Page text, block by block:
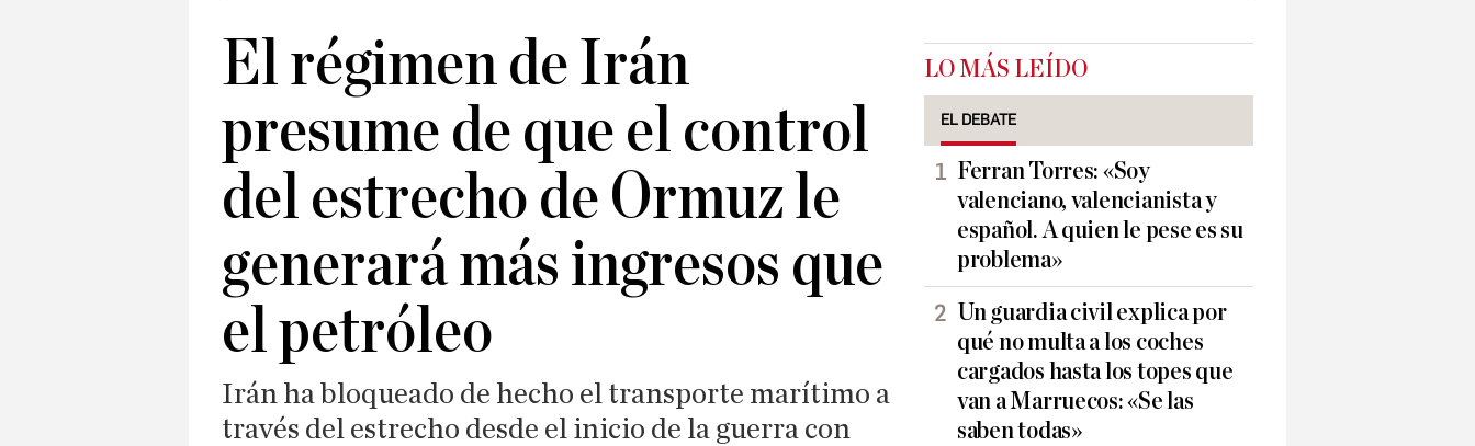
El régimen de Irán
presume de que el control
del estrecho de Ormuz le
generará más ingresos que
el petróleo
Irán ha bloqueado de hecho el transporte marítimo a
través del estrecho desde el inicio de la guerra con
LO MÁS LEÍDO
EL DEBATE
Ferran Torres: «Soy
valenciano, valencianista y
español. A quien le pese es su
problema»
Un guardia civil explica por
qué no multa a los coches
cargados hasta los topes que
van a Marruecos: «Se las
saben todas»